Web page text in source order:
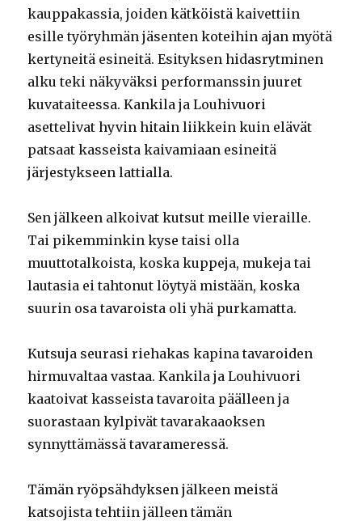
kauppakassia, joiden kätköistä kaivettiin
esille työryhmän jäsenten koteihin ajan myötä
kertyneitä esineitä. Esityksen hidasrytminen
alku teki näkyväksi performanssin juuret
kuvataiteessa. Kankila ja Louhivuori
asettelivat hyvin hitain liikkein kuin elävät
patsaat kasseista kaivamiaan esineitä
järjestykseen lattialla.
Sen jälkeen alkoivat kutsut meille vieraille.
Tai pikemminkin kyse taisi olla
muuttotalkoista, koska kuppeja, mukeja tai
lautasia ei tahtonut löytyä mistään, koska
suurin osa tavaroista oli yhä purkamatta.
Kutsuja seurasi riehakas kapina tavaroiden
hirmuvaltaa vastaa. Kankila ja Louhivuori
kaatoivat kasseista tavaroita päälleen ja
suorastaan kylpivät tavarakaaoksen
synnyttämässä tavarameressä.
Tämän ryöpsähdyksen jälkeen meistä
katsojista tehtiin jälleen tämän